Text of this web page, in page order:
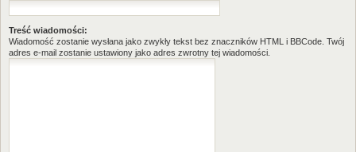
Treść wiadomości:
Wiadomość zostanie wysłana jako zwykły tekst bez znaczników HTML i BBCode. Twój
adres e-mail zostanie ustawiony jako adres zwrotny tej wiadomości.